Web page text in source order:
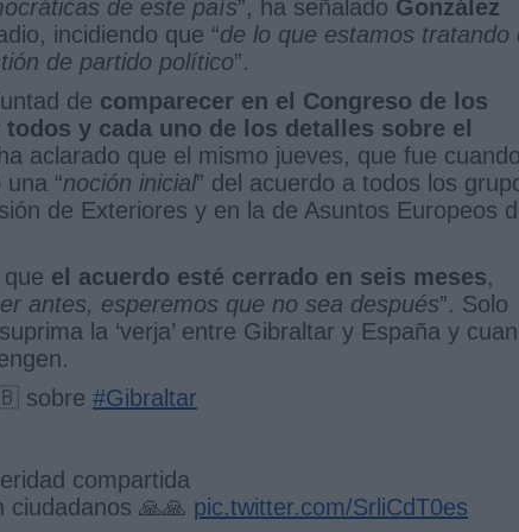
de este país”, ha señalado González
incidiendo que “de lo que estamos tratando
de partido político”.
de comparecer en el Congreso de los
y cada uno de los detalles sobre el
aclarado que el mismo jueves, que fue cuando
“noción inicial” del acuerdo a todos los
de Exteriores y en la de Asuntos Europeos
el acuerdo esté cerrado en seis meses,
antes, esperemos que no sea después”. Solo
la ‘verja’ entre Gibraltar y España y
sobre #Gibraltar
compartida
ciudadanos 🙏🙏 pic.twitter.com/SrliCdT0es